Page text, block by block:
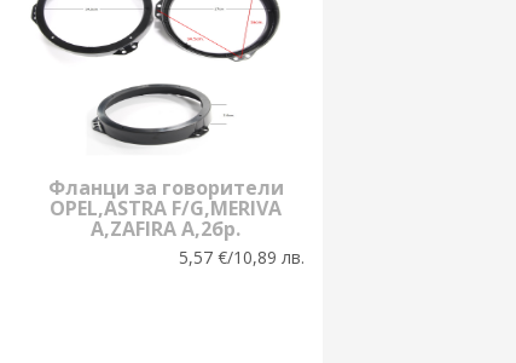
Фланци за говорители
OPEL,ASTRA F/G,MERIVA
A,ZAFIRA A,2бр.
5,57 €/10,89 лв.